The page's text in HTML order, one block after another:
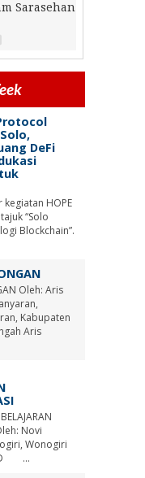
Sarasehan
DeFi
HOPE
“Solo
Blockchain”.
Oleh: Aris
Kabupaten
Aris
Novi
Wonogiri
...